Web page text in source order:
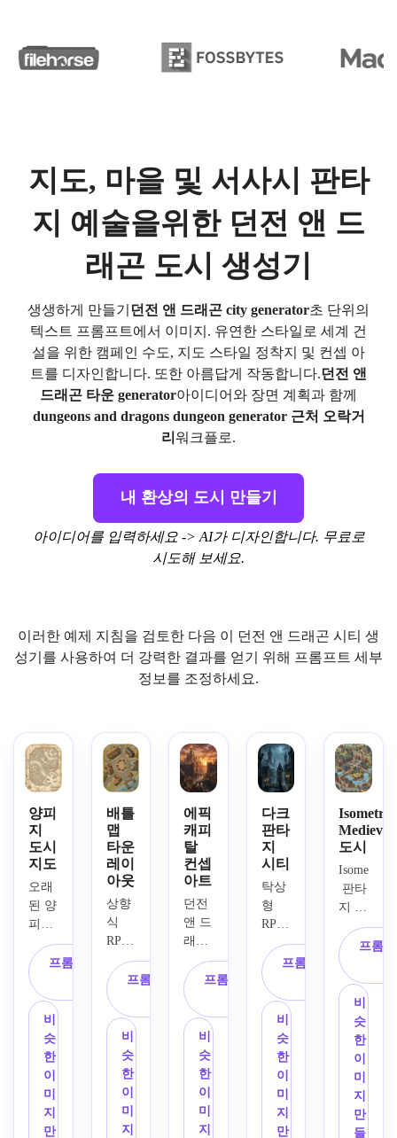
지도, 마을 및 서사시 판타
지 예술을위한 던전 앤 드
래곤 도시 생성기
생생하게 만들기 던전 앤 드래곤 city generator초 단위의
텍스트 프롬프트에서 이미지. 유연한 스타일로 세계 건
설을 위한 캠페인 수도, 지도 스타일 정착지 및 컨셉 아
트를 디자인합니다. 또한 아름답게 작동합니다.던전 앤
드래곤 타운 generator아이디어와 장면 계획과 함께
dungeons and dragons dungeon generator 근처 오락거
리 워크플로.
내 환상의 도시 만들기
아이디어를 입력하세요 -> AI가 디자인합니다. 무료로
시도해 보세요.
이러한 예제 지침을 검토한 다음 이 던전 앤 드래곤 시티 생
성기를 사용하여 더 강력한 결과를 얻기 위해 프롬프트 세부
정보를 조정하세요.
양피
지
도시
지도
오래
된 양
피지,
손으
로 그
린 잉
크
선,
세피
아 색
상 팔
레트,
지구
경계,
프롬프트 복
비
슷
한
이
미
지
만
배틀
맵
타운
레이
아웃
상향
식
RPG
타운
배틀
맵,
읽을
수 있
는 거
리 레
이아
시장
프롬프트 복
비
슷
한
이
미
지
에픽
캐피
탈
컨셉
아트
던전
앤 드
래곤
을 위
한 거
대한
판타
지 수
도,
우뚝
솟은
벽,
요새,
프롬프트 복
비
슷
한
이
미
지
다크
판타
지
시티
탁상
형
RPG
를 위
한 어
두운
판타
지 도
시 환
고딕
타워,
비뚤
어진
프롬프트 복
비
슷
한
이
미
지
만
Isometric
Medieval
도시
Isometric
판타
지 타
운 일
러스
트레
이션,
중세
주택,
타운
월,
중앙
시장,
강변
지구,
프롬
비
슷
한
이
미
지
만
들